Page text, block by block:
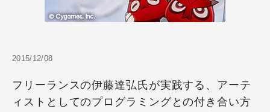
2015/12/08
フリーランスの伊藤達弘氏が実践する、アーテ
ィストとしてのプログラミングとの付き合い方